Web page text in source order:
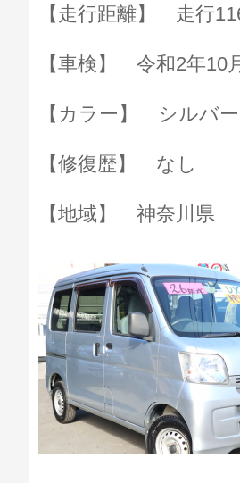
【走行距離】 走行
【車検】 令和2年10
【カラー】 シルバー
【修復歴】 なし
【地域】 神奈川県